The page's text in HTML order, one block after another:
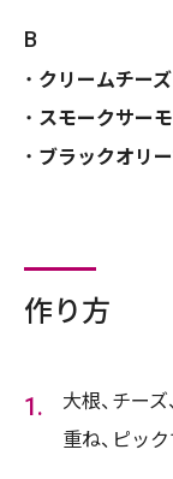
B
クリームチーズ
スモークサーモ
ブラックオリ
作り方
大根、チー
重ね、ピッ